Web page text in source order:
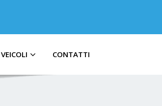
VEICOLI CONTATTI